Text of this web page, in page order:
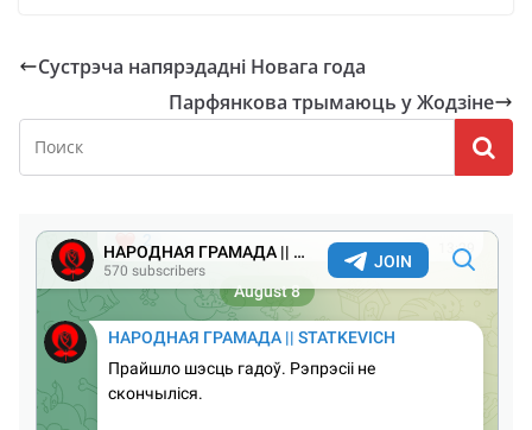
Сустрэча напярэдадні Новага года
Парфянкова трымаюць у Жодзіне